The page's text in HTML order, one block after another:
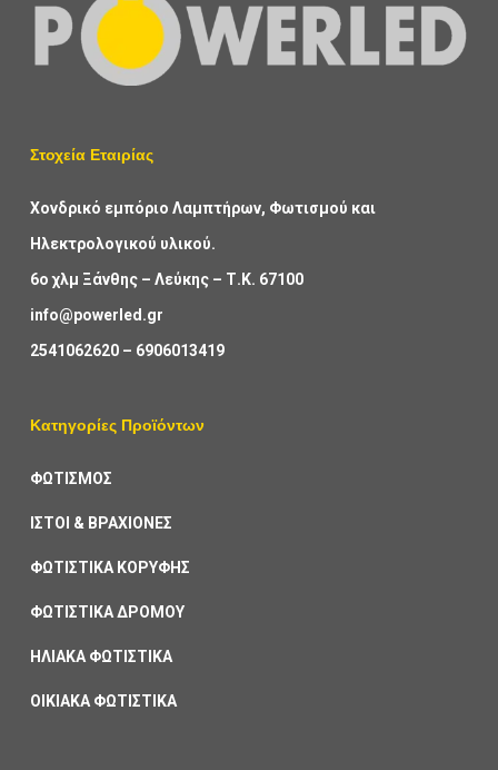
Στοχεία Εταιρίας
Χονδρικό εμπόριο Λαμπτήρων, Φωτισμού και
Ηλεκτρολογικού υλικού.
6ο χλμ Ξάνθης – Λεύκης – Τ.Κ. 67100
info@powerled.gr
2541062620– 6906013419
Κατηγορίες Προϊόντων
ΦΩΤΙΣΜΟΣ
ΙΣΤΟΙ & ΒΡΑΧΙΟΝΕΣ
ΦΩΤΙΣΤΙΚΑ ΚΟΡΥΦΗΣ
ΦΩΤΙΣΤΙΚΑ ΔΡΟΜΟΥ
ΗΛΙΑΚΑ ΦΩΤΙΣΤΙΚΑ
ΟΙΚΙΑΚΑ ΦΩΤΙΣΤΙΚΑ